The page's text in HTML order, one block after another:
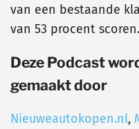
van een bestaande
van 53 procent scoren.
Deze Podcast
gemaakt door
Nieuweautokopen.nl,